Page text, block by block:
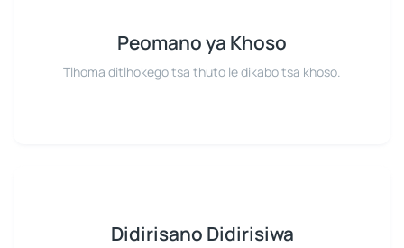
Peomano ya Khoso
Tlhoma ditlhokego tsa thuto le dikabo tsa khoso.
Didirisano Didirisiwa